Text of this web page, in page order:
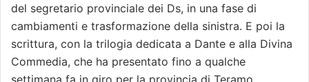
del segretario provinciale dei Ds, in una fase di
cambiamenti e trasformazione della sinistra. E poi la
scrittura, con la trilogia dedicata a Dante e alla Divina
Commedia, che ha presentato fino a qualche
settimana fa in giro per la provincia di Teramo.